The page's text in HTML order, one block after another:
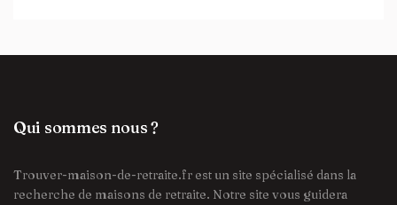
Qui sommes nous ?
Trouver-maison-de-retraite.fr est un site spécialisé dans la
recherche de maisons de retraite. Notre site vous guidera